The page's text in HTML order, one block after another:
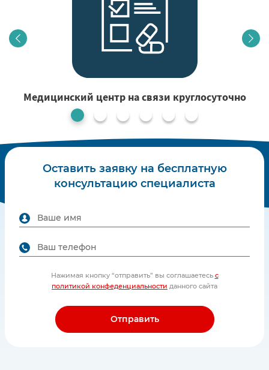
Медицинский центр на связи круглосуточно
Оставить заявку на бесплатную
консультацию специалиста
Нажимая кнопку “отправить” вы соглашаетесь с
политикой конфеденциальности данного сайта
Отправить